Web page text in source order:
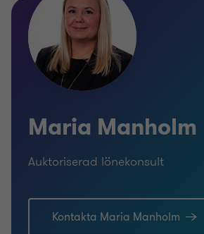
Maria Manholm
Auktoriserad lönekonsult
Kontakta Maria Manholm